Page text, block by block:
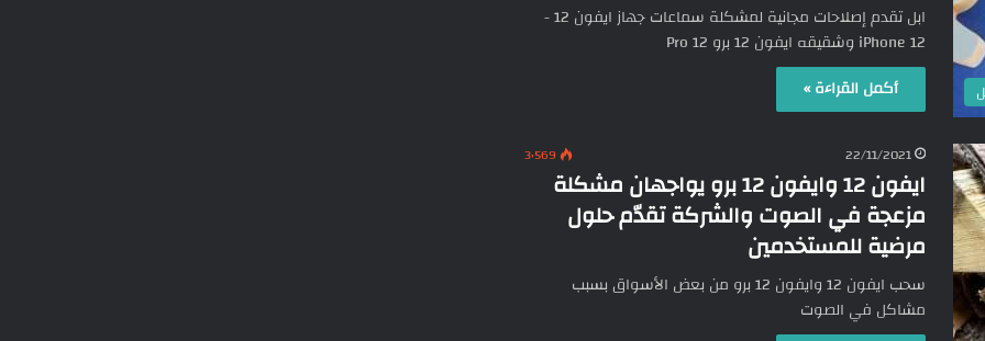
ابل تقدم إصلاحات مجانية لمشكلة سماعات جهاز ايفون 12 -
iPhone 12 وشقيقه ايفون 12 برو 12 Pro
أكمل القراءة »
22/11/2021 3٬569
ايفون 12 وايفون 12 برو يواجهان مشكلة
مزعجة في الصوت والشركة تقدّم حلول
مرضية للمستخدمين
سحب ايفون 12 وايفون 12 برو من بعض الأسواق بسبب
مشاكل في الصوت